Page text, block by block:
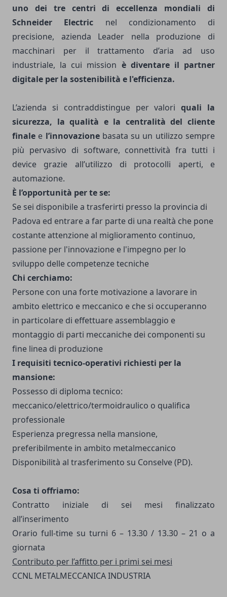
uno dei tre centri di eccellenza mondiali di
Schneider Electric nel condizionamento di
precisione, azienda Leader nella produzione di
macchinari per il trattamento d’aria ad uso
industriale, la cui mission è diventare il partner
digitale per la sostenibilità e l'efficienza.
L’azienda si contraddistingue per valoriquali la
sicurezza, la qualità e la centralità del cliente
finale e l’innovazionebasata su un utilizzo sempre
più pervasivo di software, connettività fra tutti i
device grazie all’utilizzo di protocolli aperti, e
automazione.
È l’opportunità per te se:
Se sei disponibile a trasferirti presso la provincia di
Padova ed entrare a far parte di una realtà che pone
costante attenzione al miglioramento continuo,
passione per l'innovazione e l'impegno per lo
sviluppo delle competenze tecniche
Chi cerchiamo:
Persone con una forte motivazione a lavorare in
ambito elettrico e meccanico e che si occuperanno
in particolare di effettuare assemblaggio e
montaggio di parti meccaniche dei componenti su
fine linea di produzione
I requisiti tecnico-operativi richiesti per la
mansione:
Possesso di diploma tecnico:
meccanico/elettrico/termoidraulico o qualifica
professionale
Esperienza pregressa nella mansione,
preferibilmente in ambito metalmeccanico
Disponibilità al trasferimento su Conselve (PD).
Cosa ti offriamo:
Contratto iniziale di sei mesi finalizzato
all’inserimento
Orario full-time su turni 6 – 13.30 / 13.30 – 21 o a
giornata
Contributo per l’affitto per i primi sei mesi
CCNL METALMECCANICA INDUSTRIA